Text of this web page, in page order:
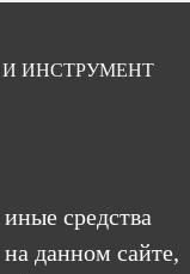
ИНСТРУМЕНТ
средства
данном сайте,